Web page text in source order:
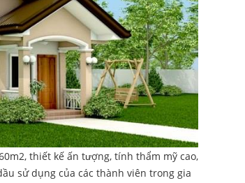
thiết kế ấn tượng, tính thẩm mỹ cao,
sử dụng của các thành viên trong gia